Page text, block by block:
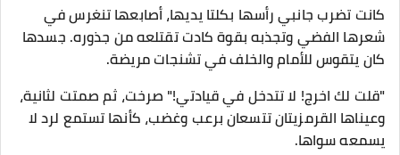
​كانت تضرب جانبي رأسها بكلتا يديها، أصابعها تنغرس في
شعرها الفضي وتجذبه بقوة كادت تقتلعه من جذوره. جسدها
كان يتقوس للأمام والخلف في تشنجات مريضة.
​"قلت لك اخرج! لا تتدخل في قيادتي!" صرخت، ثم صمتت لثانية،
وعيناها القرمزيتان تتسعان برعب وغضب، كأنها تستمع لرد لا
يسمعه سواها.